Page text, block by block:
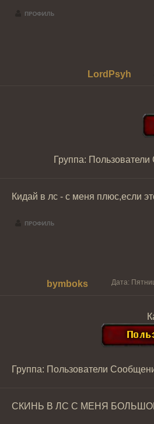
LordPsyh
Группа: Пользователи
Кидай в лс - с меня плюс,если
bymboks Дата:
Группа: Пользователи
СКИНЬ В ЛС С МЕНЯ